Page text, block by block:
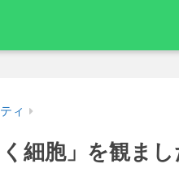
ィ
細胞」を観ま